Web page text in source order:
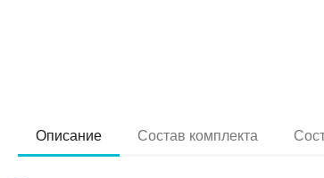
Описание Состав комплекта